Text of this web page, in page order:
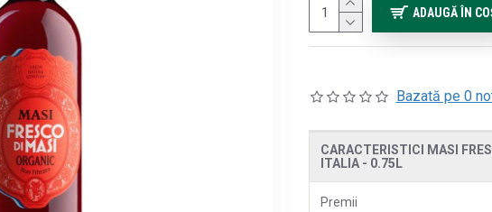
Bazată pe 0
ADAUGĂ ÎN
CARACTERISTICI MASI
ITALIA - 0.75L
Premii